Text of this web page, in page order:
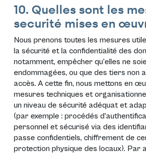
10. Quelles sont les
securité mises en
Nous prenons toutes les mesures
la sécurité et la confidentialité des
notamment, empêcher qu’elles ne
endommagées, ou que des tiers non
accès. A cette fin, nous mettons en
mesures techniques et
un niveau de sécurité adéquat et
(par exemple : procédés
personnel et sécurisé via des
passe confidentiels, chiffrement de
protection physique des locaux). Par